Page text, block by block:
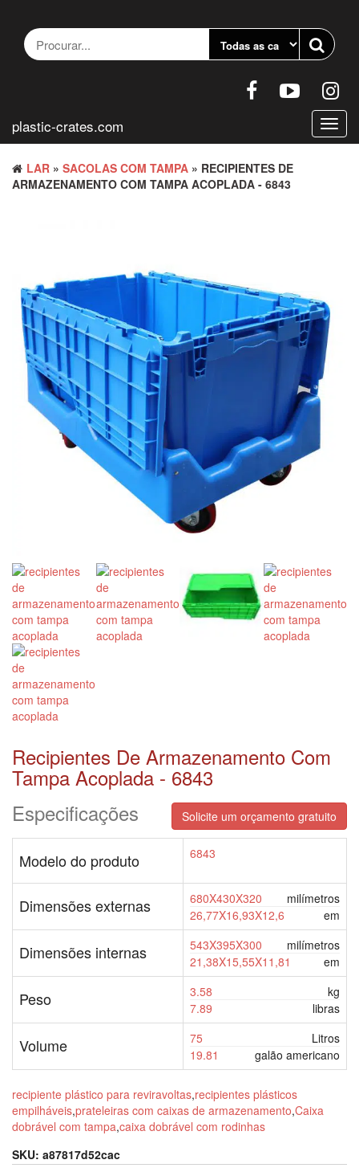
conteúdo
plastic-crates.com
LAR » SACOLAS COM TAMPA » RECIPIENTES DE
ARMAZENAMENTO COM TAMPA ACOPLADA - 6843
Recipientes De Armazenamento Com
Tampa Acoplada - 6843
Especificações
Solicite um orçamento gratuito
Modelo do produto 6843
Dimensões externas 680X430X320
milímetros
26,77X16,93X12,6
em
Dimensões internas 543X395X300
milímetros
21,38X15,55X11,81
em
Peso 3.58
kg
7.89
libras
Volume 75
Litros
19.81
galão americano
recipiente plástico para reviravoltas,recipientes plásticos
empilháveis,prateleiras com caixas de armazenamento,Caixa
dobrável com tampa,caixa dobrável com rodinhas
SKU: a87817d52cac